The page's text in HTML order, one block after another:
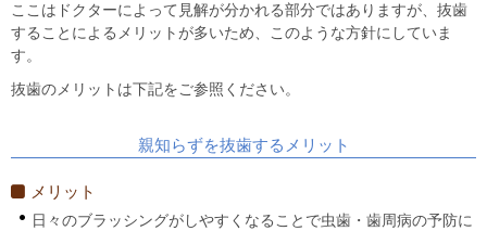
ここはドクターによって見解が分かれる部分ではありますが、抜歯
することによるメリットが多いため、このような方針にしていま
す。
抜歯のメリットは下記をご参照ください。
親知らずを抜歯するメリット
メリット
日々のブラッシングがしやすくなることで虫歯・歯周病の予防に